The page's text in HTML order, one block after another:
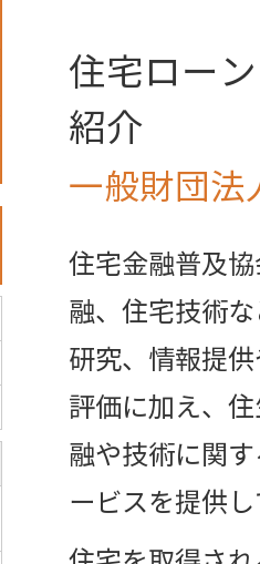
住宅ロー
紹介
一般財団法
住宅金融普及
融、住宅技術
研究、情報提
評価に加え、
融や技術に関
ービスを提供